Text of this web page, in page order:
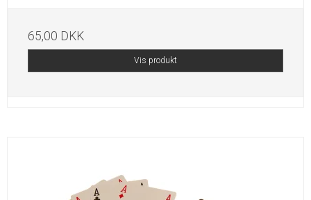
65,00 DKK
Vis produkt